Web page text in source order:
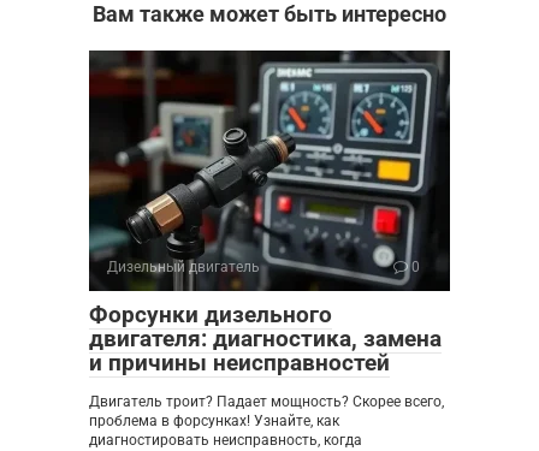
Вам также может быть интересно
Дизельный двигатель 0
Форсунки дизельного
двигателя: диагностика, замена
и причины неисправностей
Двигатель троит? Падает мощность? Скорее всего,
проблема в форсунках! Узнайте, как
диагностировать неисправность, когда